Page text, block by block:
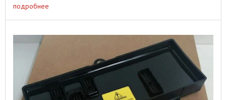
подробнее